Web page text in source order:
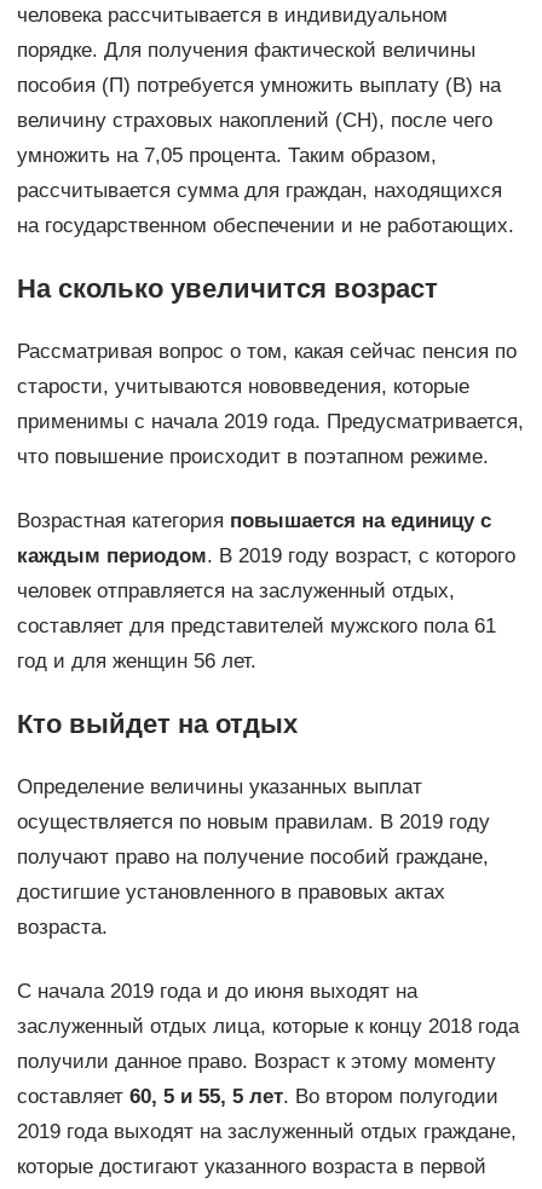
человека рассчитывается в индивидуальном
порядке. Для получения фактической величины
пособия (П) потребуется умножить выплату (В) на
величину страховых накоплений (СН), после чего
умножить на 7,05 процента. Таким образом,
рассчитывается сумма для граждан, находящихся
на государственном обеспечении и не работающих.
На сколько увеличится возраст
Рассматривая вопрос о том, какая сейчас пенсия по
старости, учитываются нововведения, которые
применимы с начала 2019 года. Предусматривается,
что повышение происходит в поэтапном режиме.
Возрастная категория повышается на единицу с
каждым периодом. В 2019 году возраст, с которого
человек отправляется на заслуженный отдых,
составляет для представителей мужского пола 61
год и для женщин 56 лет.
Кто выйдет на отдых
Определение величины указанных выплат
осуществляется по новым правилам. В 2019 году
получают право на получение пособий граждане,
достигшие установленного в правовых актах
возраста.
С начала 2019 года и до июня выходят на
заслуженный отдых лица, которые к концу 2018 года
получили данное право. Возраст к этому моменту
составляет 60, 5 и 55, 5 лет. Во втором полугодии
2019 года выходят на заслуженный отдых граждане,
которые достигают указанного возраста в первой